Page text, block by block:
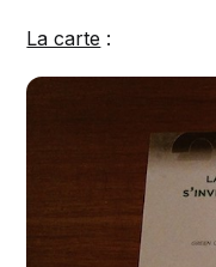
La carte :